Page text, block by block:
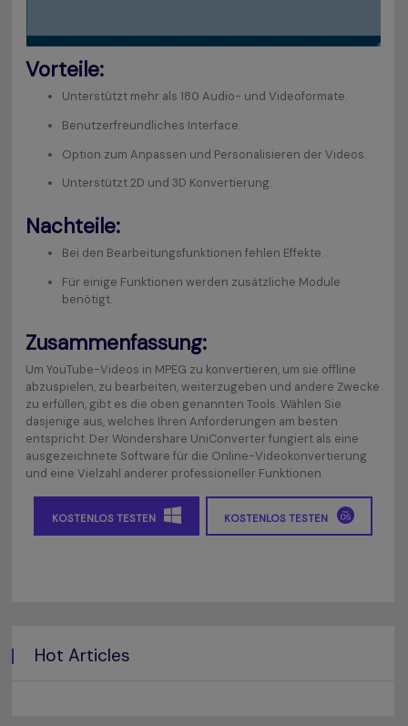
Vorteile:
Unterstützt mehr als 180 Audio- und Videoformate.
Benutzerfreundliches Interface.
Option zum Anpassen und Personalisieren der Videos.
Unterstützt 2D und 3D Konvertierung.
Nachteile:
Bei den Bearbeitungsfunktionen fehlen Effekte.
Für einige Funktionen werden zusätzliche Module
benötigt.
Zusammenfassung:
Um YouTube-Videos in MPEG zu konvertieren, um sie offline
abzuspielen, zu bearbeiten, weiterzugeben und andere Zwecke
zu erfüllen, gibt es die oben genannten Tools. Wählen Sie
dasjenige aus, welches Ihren Anforderungen am besten
entspricht. Der Wondershare UniConverter fungiert als eine
ausgezeichnete Software für die Online-Videokonvertierung
und eine Vielzahl anderer professioneller Funktionen.
KOSTENLOS TESTEN KOSTENLOS TESTEN
Hot Articles